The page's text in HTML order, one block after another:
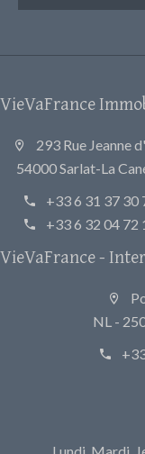
VieVaFrance
293 Rue Jeanne
54000 Sarlat-La
+33 6 31 37 30
+33 6 32 04 72
VieVaFrance -
NL -